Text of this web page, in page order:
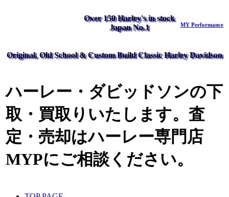
Over 150 Harley's in stock
Japan No.1
MY Performance
Original, Old School & Custom Build Classic Harley Davidson
ハーレー・ダビッドソンの下
取・買取りいたします。査
定・売却はハーレー専門店
MYPにご相談ください。